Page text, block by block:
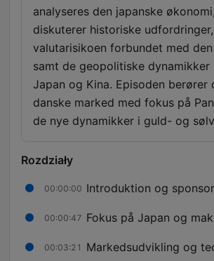
analyseres den japanske
diskuterer historiske
valutarisikoen forbundet med
samt de geopolitiske dynamikker
Japan og Kina. Episoden berører
danske marked med fokus på
de nye dynamikker i guld- og
Rozdziały
00:00:00 Introduktion og
00:00:47 Fokus på Japan og
00:03:21 Markedsudvikling og